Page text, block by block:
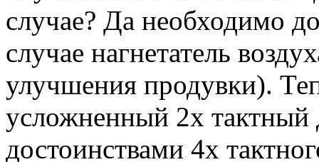
случае? Да необходимо
случае нагнетатель
улучшения продувки).
усложненный 2х тактный
достоинствами 4х